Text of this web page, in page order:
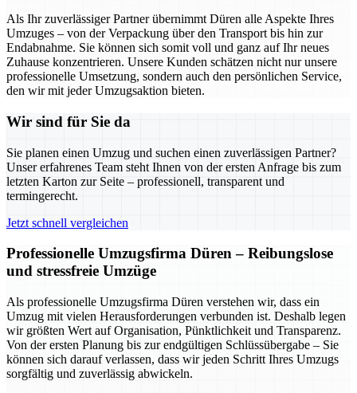
Als Ihr zuverlässiger Partner übernimmt Düren alle Aspekte Ihres
Umzuges – von der Verpackung über den Transport bis hin zur
Endabnahme. Sie können sich somit voll und ganz auf Ihr neues
Zuhause konzentrieren. Unsere Kunden schätzen nicht nur unsere
professionelle Umsetzung, sondern auch den persönlichen Service,
den wir mit jeder Umzugsaktion bieten.
Wir sind für Sie da
Sie planen einen Umzug und suchen einen zuverlässigen Partner?
Unser erfahrenes Team steht Ihnen von der ersten Anfrage bis zum
letzten Karton zur Seite – professionell, transparent und
termingerecht.
Jetzt schnell vergleichen
Professionelle Umzugsfirma Düren – Reibungslose
und stressfreie Umzüge
Als professionelle Umzugsfirma Düren verstehen wir, dass ein
Umzug mit vielen Herausforderungen verbunden ist. Deshalb legen
wir größten Wert auf Organisation, Pünktlichkeit und Transparenz.
Von der ersten Planung bis zur endgültigen Schlüssübergabe – Sie
können sich darauf verlassen, dass wir jeden Schritt Ihres Umzugs
sorgfältig und zuverlässig abwickeln.